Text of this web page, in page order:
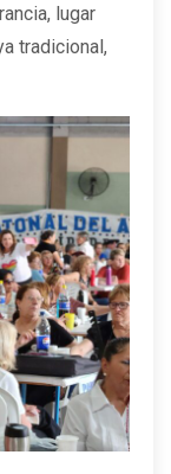
lugar
tradicional,